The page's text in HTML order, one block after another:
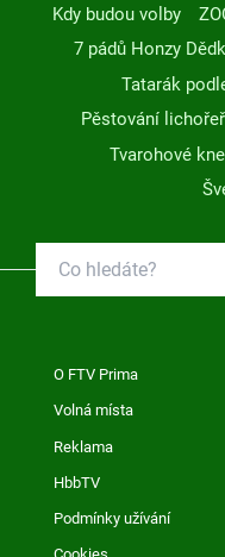
Kdy budou volby
7 pádů Honzy
Tatarák
Pěstování
Tvarohové
O FTV Prima
Volná místa
Reklama
HbbTV
Podmínky užívání